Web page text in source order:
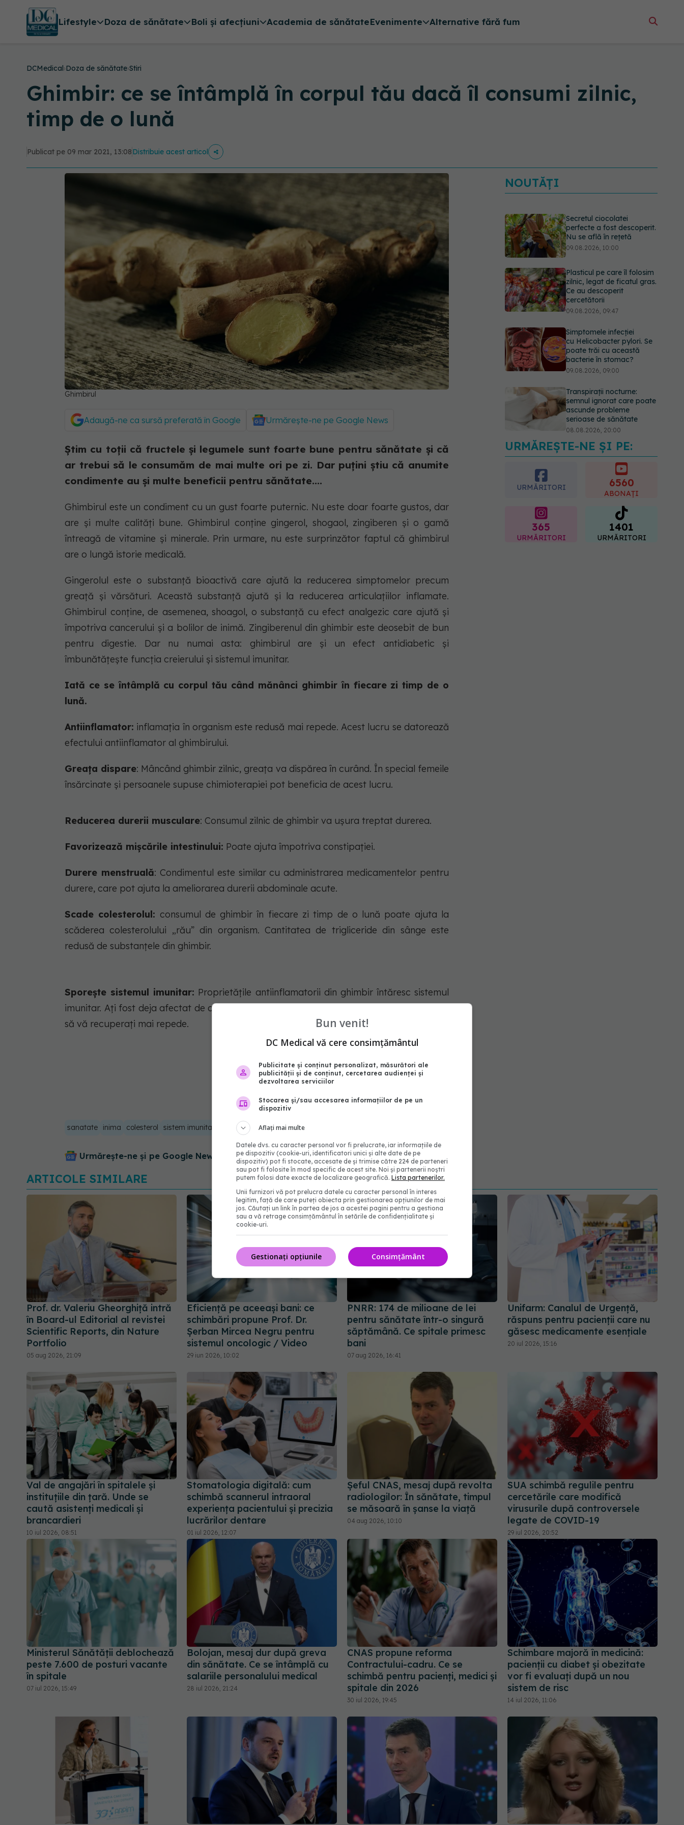
Lifestyle Doza de sănătate Boli și afecțiuni Academia de sănătateEvenimente Alternative fără fum
DCMedical›Doza de sănătate›Stiri
Ghimbir: ce se întâmplă în corpul tău dacă îl consumi zilnic,
timp de o lună
Publicat pe 09 mar 2021, 13:08Distribuie acest articol
Ghimbirul
Adaugă-ne ca sursă preferată în Google Urmărește-ne pe Google News
Știm cu toții că fructele și legumele sunt foarte bune pentru sănătate și că
ar trebui să le consumăm de mai multe ori pe zi. Dar puțini știu că anumite
condimente au și multe beneficii pentru sănătate....
Ghimbirul este un condiment cu un gust foarte puternic. Nu este doar foarte gustos, dar
are și multe calități bune. Ghimbirul conține gingerol, shogaol, zingiberen și o gamă
întreagă de vitamine și minerale. Prin urmare, nu este surprinzător faptul că ghimbirul
are o lungă istorie medicală.
Gingerolul este o substanță bioactivă care ajută la reducerea simptomelor precum
greață și vărsături. Această substanță ajută și la reducerea articulațiilor inflamate.
Ghimbirul conține, de asemenea, shoagol, o substanță cu efect analgezic care ajută și
împotriva cancerului și a bolilor de inimă. Zingiberenul din ghimbir este deosebit de bun
pentru digestie. Dar nu numai asta: ghimbirul are și un efect antidiabetic și
îmbunătățește funcția creierului și sistemul imunitar.
Iată ce se întâmplă cu corpul tău când mănânci ghimbir în fiecare zi timp de o
lună.
Antiinflamator: inflamația în organism este redusă mai repede. Acest lucru se datorează
efectului antiinflamator al ghimbirului.
Greața dispare: Mâncând ghimbir zilnic, greața va dispărea în curând. În special femeile
însărcinate și persoanele supuse chimioterapiei pot beneficia de acest lucru.
Reducerea durerii musculare: Consumul zilnic de ghimbir va ușura treptat durerea.
Favorizează mișcările intestinului: Poate ajuta împotriva constipației.
Durere menstruală: Condimentul este similar cu administrarea medicamentelor pentru
durere, care pot ajuta la ameliorarea durerii abdominale acute.
Scade colesterolul: consumul de ghimbir în fiecare zi timp de o lună poate ajuta la
scăderea colesterolului „rău” din organism. Cantitatea de trigliceride din sânge este
redusă de substanțele din ghimbir.
Sporește sistemul imunitar: Proprietățile antiinflamatorii din ghimbir întăresc sistemul
imunitar. Ați fost deja afectat de o răceală sau un virus? Atunci ghimbirul vă poate ajuta
să vă recuperați mai repede.
sanatate inima colesterol sistem imunitar trigliceride intestin ghimbir
Urmărește-ne și pe Google News - abonează‑te!
NOUTĂȚI
Secretul ciocolatei
perfecte a fost descoperit.
Nu se află în rețetă
09.08.2026, 10:00
Plasticul pe care îl folosim
zilnic, legat de ficatul gras.
Ce au descoperit
cercetătorii
09.08.2026, 09:47
Simptomele infecției
cu Helicobacter pylori. Se
poate trăi cu această
bacterie în stomac?
09.08.2026, 09:00
Transpirații nocturne:
semnul ignorat care poate
ascunde probleme
serioase de sănătate
08.08.2026, 20:00
Cum folosești uleiul
esențial de rozmarin
pentru a opri căderea
09.08.2026, 11:00
URMĂREȘTE-NE ȘI PE:
URMĂRITORI 6560
ABONAȚI
365
URMĂRITORI
1401
URMĂRITORI
ARTICOLE SIMILARE
Prof. dr. Valeriu Gheorghiță intră
în Board-ul Editorial al revistei
Scientific Reports, din Nature
Portfolio
05 aug 2026, 21:09
Eficiență pe aceeași bani: ce
schimbări propune Prof. Dr.
Șerban Mircea Negru pentru
sistemul oncologic / Video
29 iun 2026, 10:02
PNRR: 174 de milioane de lei
pentru sănătate într-o singură
săptămână. Ce spitale primesc
bani
07 aug 2026, 16:41
Unifarm: Canalul de Urgență,
răspuns pentru pacienții care nu
găsesc medicamente esențiale
20 iul 2026, 15:16
Val de angajări în spitalele și
instituțiile din țară. Unde se
caută asistenți medicali și
brancardieri
10 iul 2026, 08:51
Stomatologia digitală: cum
schimbă scannerul intraoral
experiența pacientului și precizia
lucrărilor dentare
01 iul 2026, 12:07
Șeful CNAS, mesaj după revolta
radiologilor: În sănătate, timpul
se măsoară în șanse la viață
04 aug 2026, 10:10
SUA schimbă regulile pentru
cercetările care modifică
virusurile după controversele
legate de COVID-19
29 iul 2026, 20:52
Ministerul Sănătății deblochează
peste 7.600 de posturi vacante
în spitale
07 iul 2026, 15:49
Bolojan, mesaj dur după greva
din sănătate. Ce se întâmplă cu
salariile personalului medical
28 iul 2026, 21:24
CNAS propune reforma
Contractului-cadru. Ce se
schimbă pentru pacienți, medici și
spitale din 2026
30 iul 2026, 19:45
Schimbare majoră în medicină:
pacienții cu diabet și obezitate
vor fi evaluați după un nou
sistem de risc
14 iul 2026, 11:06
Bun venit!
DC Medical vă cere consimțământul
Publicitate și conținut personalizat, măsurători ale
publicității și de conținut, cercetarea audienței și
dezvoltarea serviciilor
Stocarea și/sau accesarea informațiilor de pe un
dispozitiv
Aflați mai multe
Datele dvs. cu caracter personal vor fi prelucrate, iar informațiile de
pe dispozitiv (cookie-uri, identificatori unici și alte date de pe
dispozitiv) pot fi stocate, accesate de și trimise către 224 de parteneri
sau pot fi folosite în mod specific de acest site. Noi și partenerii noștri
putem folosi date exacte de localizare geografică. Lista partenerilor.
Unii furnizori vă pot prelucra datele cu caracter personal în interes
legitim, față de care puteți obiecta prin gestionarea opțiunilor de mai
jos. Căutați un link în partea de jos a acestei pagini pentru a gestiona
sau a vă retrage consimțământul în setările de confidențialitate și
cookie-uri.
Consimțământ
Gestionați opțiunile